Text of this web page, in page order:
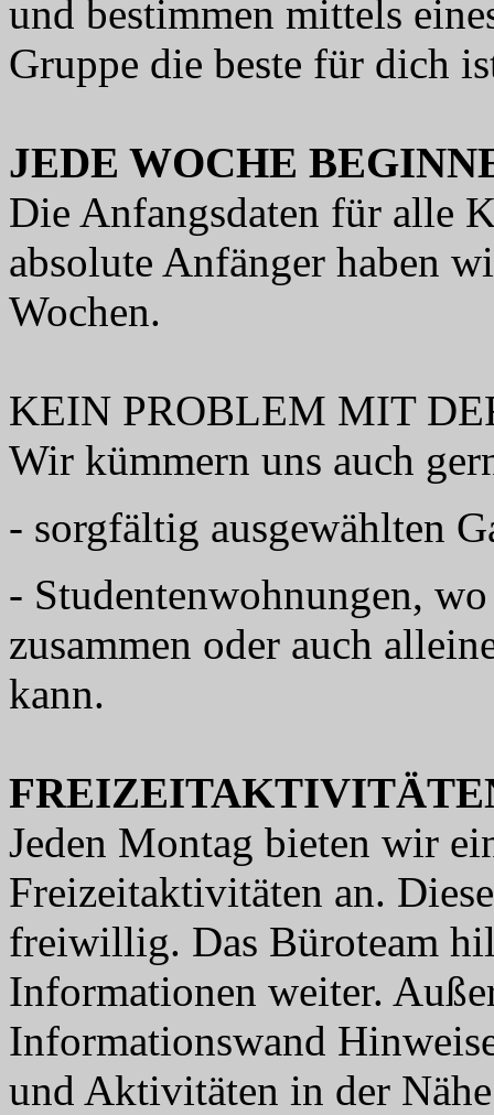
und bestimmen mittels
Gruppe die beste für dich
JEDE WOCHE
Die Anfangsdaten für alle
absolute Anfänger haben
Wochen.
KEIN PROBLEM MIT
Wir kümmern uns auch
- sorgfältig ausgewählten
- Studentenwohnungen,
zusammen oder auch
kann.
Jeden Montag bieten wir
Freizeitaktivitäten an.
freiwillig. Das Büroteam
Informationen weiter.
Informationswand
und Aktivitäten in der